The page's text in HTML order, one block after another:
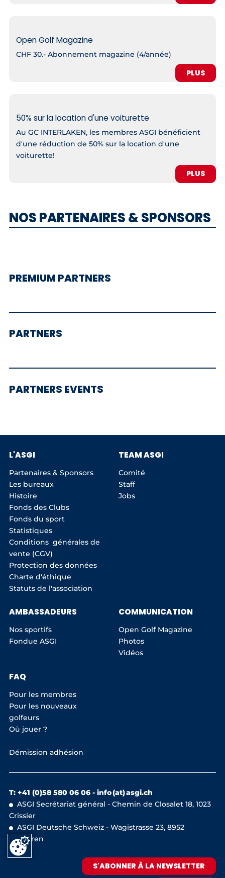
Open Golf Magazine
CHF 30.- Abonnement magazine (4/année)
PLUS
50% sur la location d'une voiturette
Au GC INTERLAKEN, les membres ASGI bénéficient
d'une réduction de 50% sur la location d'une
voiturette!
PLUS
NOS PARTENAIRES & SPONSORS
PREMIUM PARTNERS
PARTNERS
PARTNERS EVENTS
L'ASGI
Partenaires & Sponsors
Les bureaux
Histoire
Fonds des Clubs
Fonds du sport
Statistiques
Conditions générales de
vente (CGV)
Protection des données
Charte d'éthique
Statuts de l'association
TEAM ASGI
Comité
Staff
Jobs
AMBASSADEURS
Nos sportifs
Fondue ASGI
COMMUNICATION
Open Golf Magazine
Photos
Vidéos
FAQ
Pour les membres
Pour les nouveaux
golfeurs
Où jouer ?
Démission adhésion
T: +41 (0)58 580 06 06 - info (at) asgi.ch
ASGI Secrétariat général - Chemin de Closalet 18, 1023
Crissier
ASGI Deutsche Schweiz - Wagistrasse 23, 8952
Schlieren
S'ABONNER À LA NEWSLETTER